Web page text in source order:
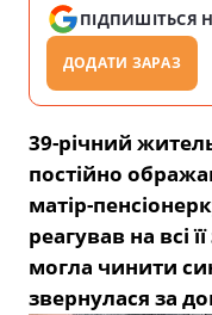
ПІДПИШІТЬСЯ
ДОДАТИ ЗАРАЗ
39-річний
постійно
матір-
реагував на всі
могла чинити
звернулася за